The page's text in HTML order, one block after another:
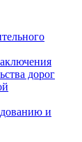
дорог
и